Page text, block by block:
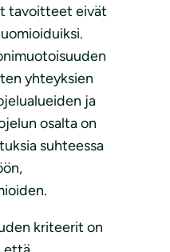
tavoitteet eivät
yhteyksien
ja
osalta on
suhteessa
kriteerit on